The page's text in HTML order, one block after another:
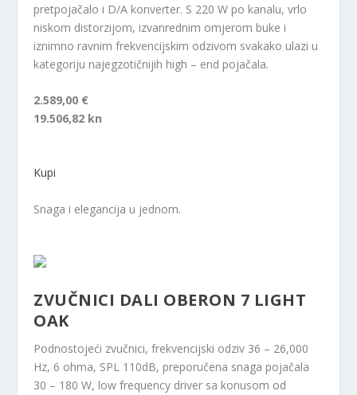
pretpojačalo i D/A konverter. S 220 W po kanalu, vrlo
niskom distorzijom, izvanrednim omjerom buke i
iznimno ravnim frekvencijskim odzivom svakako ulazi u
kategoriju najegzotičnijih high – end pojačala.
2.589,00 €
19.506,82 kn
Kupi
Snaga i elegancija u jednom.
ZVUČNICI DALI OBERON 7 LIGHT
OAK
Podnostojeći zvučnici, frekvencijski odziv 36 – 26,000
Hz, 6 ohma, SPL 110dB, preporučena snaga pojačala
30 – 180 W, low frequency driver sa konusom od